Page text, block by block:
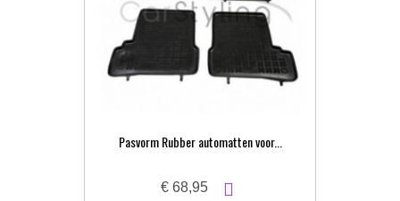
Pasvorm Rubber automatten voor...
€ 68,95